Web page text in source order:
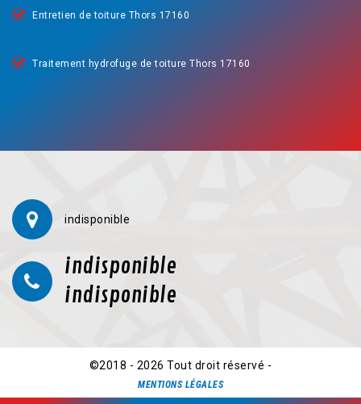
Entretien de toiture Thors 17160
Traitement hydrofuge de toiture Thors 17160
indisponible
indisponible
indisponible
©2018 - 2026 Tout droit réservé -
MENTIONS LÉGALES